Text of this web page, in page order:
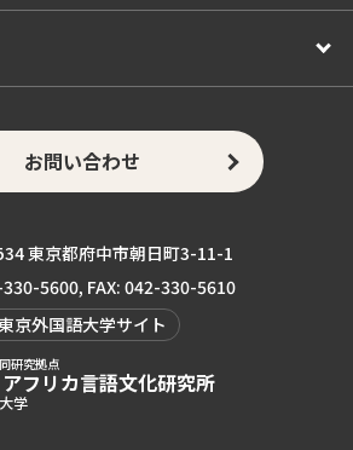
お問い合わせ
東京都府中市朝日町3-11-1
5600, FAX: 042-330-5610
京外国語大学サイト
研究拠点
フリカ言語文化研究所
学